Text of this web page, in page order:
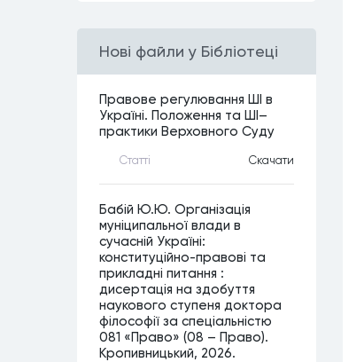
Нові файли у Бібліотеці
Правове регулювання ШІ в
Україні. Положення та ШІ–
практики Верховного Суду
Статтi Скачати
Бабій Ю.Ю. Організація
муніципальної влади в
сучасній Україні:
конституційно-правові та
прикладні питання :
дисертація на здобуття
наукового ступеня доктора
філософії за спеціальністю
081 «Право» (08 – Право).
Кропивницький, 2026.